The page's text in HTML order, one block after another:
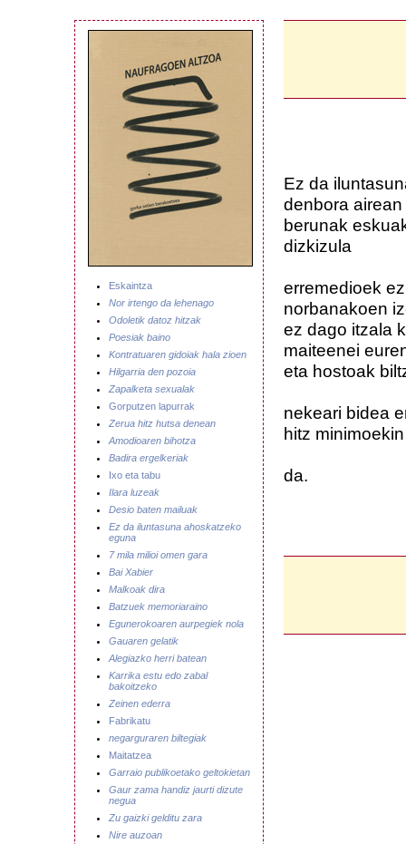
Eskaintza
Nor irtengo da lehenago
Odoletik datoz hitzak
Poesiak baino
Kontratuaren gidoiak hala zioen
Hilgarria den pozoia
Zapalketa sexualak
Gorputzen lapurrak
Zerua hitz hutsa denean
Amodioaren bihotza
Badira ergelkeriak
Ixo eta tabu
Ilara luzeak
Desio baten mailuak
Ez da iluntasuna ahoskatzeko
eguna
7 mila milioi omen gara
Bai Xabier
Malkoak dira
Batzuek memoriaraino
Egunerokoaren aurpegiek nola
Gauaren gelatik
Alegiazko herri batean
Karrika estu edo zabal
bakoitzeko
Zeinen ederra
Fabrikatu
negarguraren biltegiak
Maitatzea
Garraio publikoetako geltokietan
Gaur zama handiz jaurti dizute
negua
Zu gaizki gelditu zara
Nire auzoan
Ez da
denbora
berunak
dizkizula
erremedioek
norbanakoen
ez dago itzala
maiteenei
eta hostoak
nekeari bidea
hitz
da.